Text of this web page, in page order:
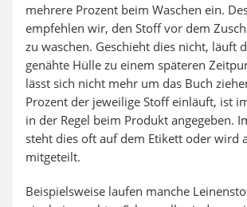
mehrere Prozent beim Waschen ein.
empfehlen wir, den Stoff vor dem
zu waschen. Geschieht dies nicht, läuft
genähte Hülle zu einem späteren
lässt sich nicht mehr um das Buch
Prozent der jeweilige Stoff einläuft, ist
in der Regel beim Produkt angegeben.
steht dies oft auf dem Etikett oder wird
mitgeteilt.
Beispielsweise laufen manche